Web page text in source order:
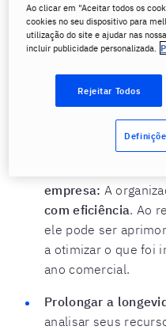
Dar sentido à
trabalho:Sem
ficam sem um
o planejamento
eles atinjam um
específico. Assim,
significado
empresa: A
com eficiência. Ao
ele pode ser
a otimizar o que foi
ano comercial.
Prolongar a
analisar seus
Ao clicar em "Aceitar todos os
cookies no seu dispositivo para
utilização do site e ajudar nas
incluir publicidade personalizada.
Rejeitar Todos